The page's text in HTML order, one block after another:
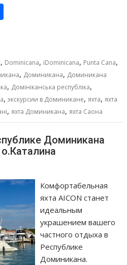
р
а
в
и
т
ь
, Dominicana, iDominicana, Punta Cana,
, Доминикана, Доминикана
, Домініканська республіка,
,экскурсии в Доминикане, яхта, яхта
, яхта Доминикана, яхта Саона
Доминикана
Комфортабельная
яхта AICON станет
идеальным
украшением вашего
частного отдыха в
Республике
Доминикана.